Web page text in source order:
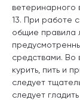
ветеринарного
13. При работе
общие правила
средствами. Во
курить, пить и
следует
следует